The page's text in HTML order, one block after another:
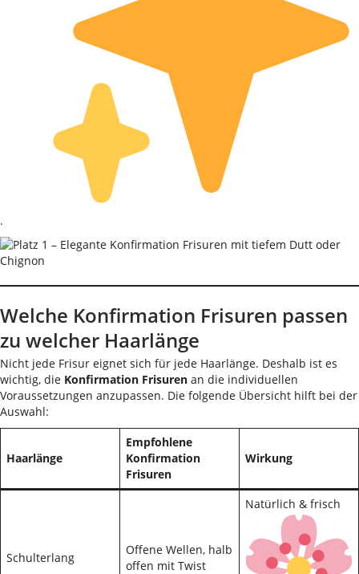
.
Welche Konfirmation Frisuren passen
zu welcher Haarlänge
Nicht jede Frisur eignet sich für jede Haarlänge. Deshalb ist es
wichtig, die Konfirmation Frisuren an die individuellen
Voraussetzungen anzupassen. Die folgende Übersicht hilft bei der
Auswahl:
Haarlänge
Empfohlene
Konfirmation
Frisuren
Wirkung
Schulterlang
Offene Wellen, halb
offen mit Twist
Natürlich & frisch